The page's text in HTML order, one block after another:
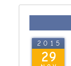
2015
29